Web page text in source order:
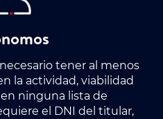
tener al menos
la actividad, viabilidad
ninguna lista de
el DNI del titular,